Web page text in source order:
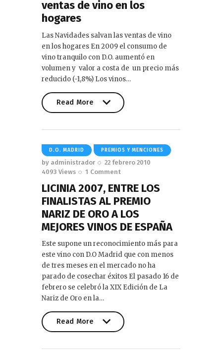
ventas de vino en los
hogares
Las Navidades salvan las ventas de vino
en los hogares En 2009 el consumo de
vino tranquilo con D.O. aumentó en
volumen y valor a costa de un precio más
reducido (-1,8%) Los vinos…
Read More
D.O. MADRID PREMIOS Y MENCIONES
by administrador
22 febrero 2010
4093 Views 1 Comment
LICINIA 2007, ENTRE LOS
FINALISTAS AL PREMIO
NARIZ DE ORO A LOS
MEJORES VINOS DE ESPAÑA
Este supone un reconocimiento más para
este vino con D.O Madrid que con menos
de tres meses en el mercado no ha
parado de cosechar éxitos El pasado 16 de
febrero se celebró la XIX Edición de La
Nariz de Oro en la…
Read More